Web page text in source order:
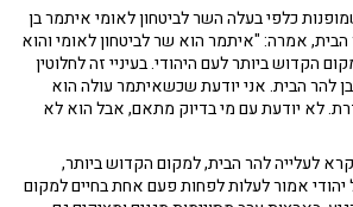
כלפי בעלה השר לביטחון לאומי איתמר בן
הבית, אמרה: "איתמר הוא שר לביטחון לאומי והוא
הקדוש ביותר לעם היהודי. בעיניי זה לחלוטין
להר הבית. אני יודעת שכשאיתמר עולה הוא
לא יודעת עם מי בדיוק מתאם, אבל הוא לא
לעלייה להר הבית, למקום הקדוש ביותר,
יהודי אמור לעלות לפחות פעם אחת בחיים למקום